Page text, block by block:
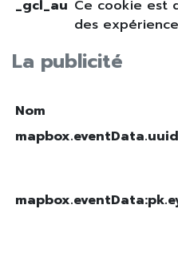
La publicité
_gcl_au Ce cookie est
des
Nom